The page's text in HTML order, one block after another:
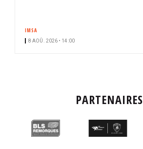
IMSA
8 AOÛ. 2026 • 14:00
PARTENAIRES